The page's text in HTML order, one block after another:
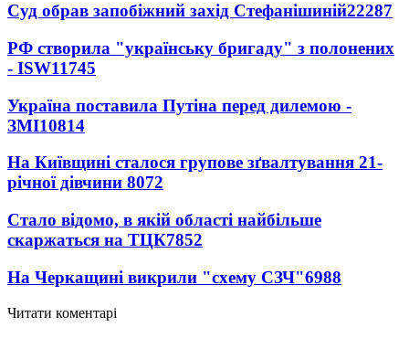
Суд обрав запобіжний захід Стефанішиній22287
РФ створила "українську бригаду" з полонених
- ISW11745
Україна поставила Путіна перед дилемою -
ЗМІ10814
На Київщині сталося групове зґвалтування 21-
річної дівчини 8072
Стало відомо, в якій області найбільше
скаржаться на ТЦК7852
На Черкащині викрили "схему СЗЧ"6988
Читати коментарі